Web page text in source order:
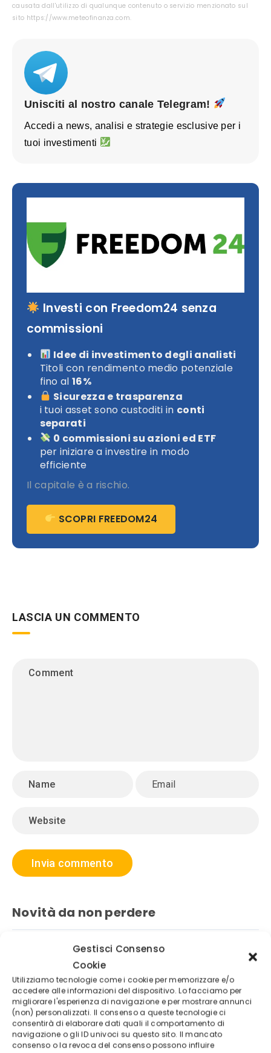
Gestisci Consenso
Cookie
Utilizziamo tecnologie come i cookie per memorizzare e/o
accedere alle informazioni del dispositivo. Lo facciamo per
migliorare l'esperienza di navigazione e per mostrare annunci
(non) personalizzati. Il consenso a queste tecnologie ci
consentirà di elaborare dati quali il comportamento di
navigazione o gli ID univoci su questo sito. Il mancato
consenso o la revoca del consenso possono influire
causata dall'utilizzo di qualunque contenuto o servizio menzionato sul
sito https://www.meteofinanza.com.
Unisciti al nostro canale Telegram!
Accedi a news, analisi e strategie esclusive per i
tuoi investimenti
Investi con Freedom24 senza
commissioni
Idee di investimento degli analisti
Titoli con rendimento medio potenziale
fino al 16%
Sicurezza e trasparenza
i tuoi asset sono custoditi in conti
separati
0 commissioni su azioni ed ETF
per iniziare a investire in modo
efficiente
Il capitale è a rischio.
SCOPRI FREEDOM24
LASCIA UN COMMENTO
Novità da non perdere
USD JPY